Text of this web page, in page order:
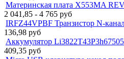
Материнская плата X553MA
2 041,85 - 4 765 руб
IRFZ44VPBF Транзистор N-
136,98 руб
Аккумулятор
409,35 руб